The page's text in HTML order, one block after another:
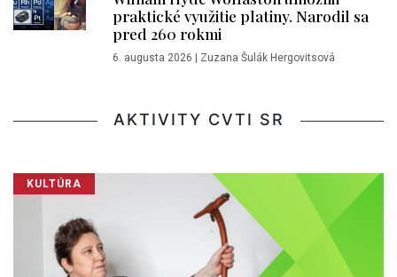
praktické využitie platiny. Narodil sa
pred 260 rokmi
6. augusta 2026 Zuzana Šulák Hergovitsová
AKTIVITY CVTI SR
KULTÚRA